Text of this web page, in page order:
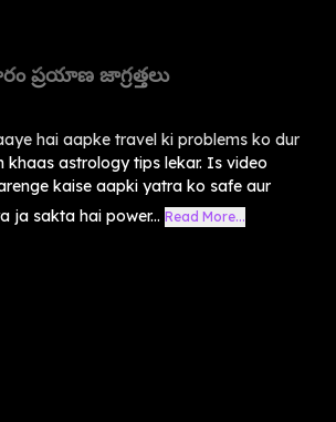
ప్రయాణ జాగ్రత్తలు
hai aapke travel ki problems ko dur
khaas astrology tips lekar. Is video
kaise aapki yatra ko safe aur
ja sakta hai power... Read More...